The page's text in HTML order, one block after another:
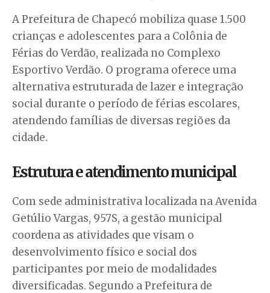
A Prefeitura de Chapecó mobiliza quase 1.500
crianças e adolescentes para a Colônia de
Férias do Verdão, realizada no Complexo
Esportivo Verdão. O programa oferece uma
alternativa estruturada de lazer e integração
social durante o período de férias escolares,
atendendo famílias de diversas regiões da
cidade.
Estrutura e atendimento municipal
Com sede administrativa localizada na Avenida
Getúlio Vargas, 957S, a gestão municipal
coordena as atividades que visam o
desenvolvimento físico e social dos
participantes por meio de modalidades
diversificadas. Segundo a Prefeitura de